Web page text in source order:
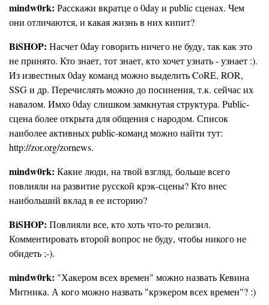
mindw0rk: Расскажи вкратце о 0day и public сценах. Чем
они отличаются, и какая жизнь в них кипит?
BiSHOP: Насчет 0day говорить ничего не буду, так как это
не принято. Кто знает, тот знает, кто хочет узнать - узнает :).
Из известных 0day команд можно выделить CoRE, ROR,
SSG и др. Перечислять можно до посинения, т.к. сейчас их
навалом. Имхо 0day слишком замкнутая структура. Public-
сцена более открыта для общения с народом. Список
наиболее активных public-команд можно найти тут:
http://zor.org/zornews.
mindw0rk: Какие люди, на твой взгляд, больше всего
повлияли на развитие русской крэк-сцены? Кто внес
наибольший вклад в ее историю?
BiSHOP: Повлияли все, кто хоть что-то релизил.
Комментировать второй вопрос не буду, чтобы никого не
обидеть ;-).
mindw0rk: "Хакером всех времен" можно назвать Кевина
Митника. А кого можно назвать "крэкером всех времен"? :)